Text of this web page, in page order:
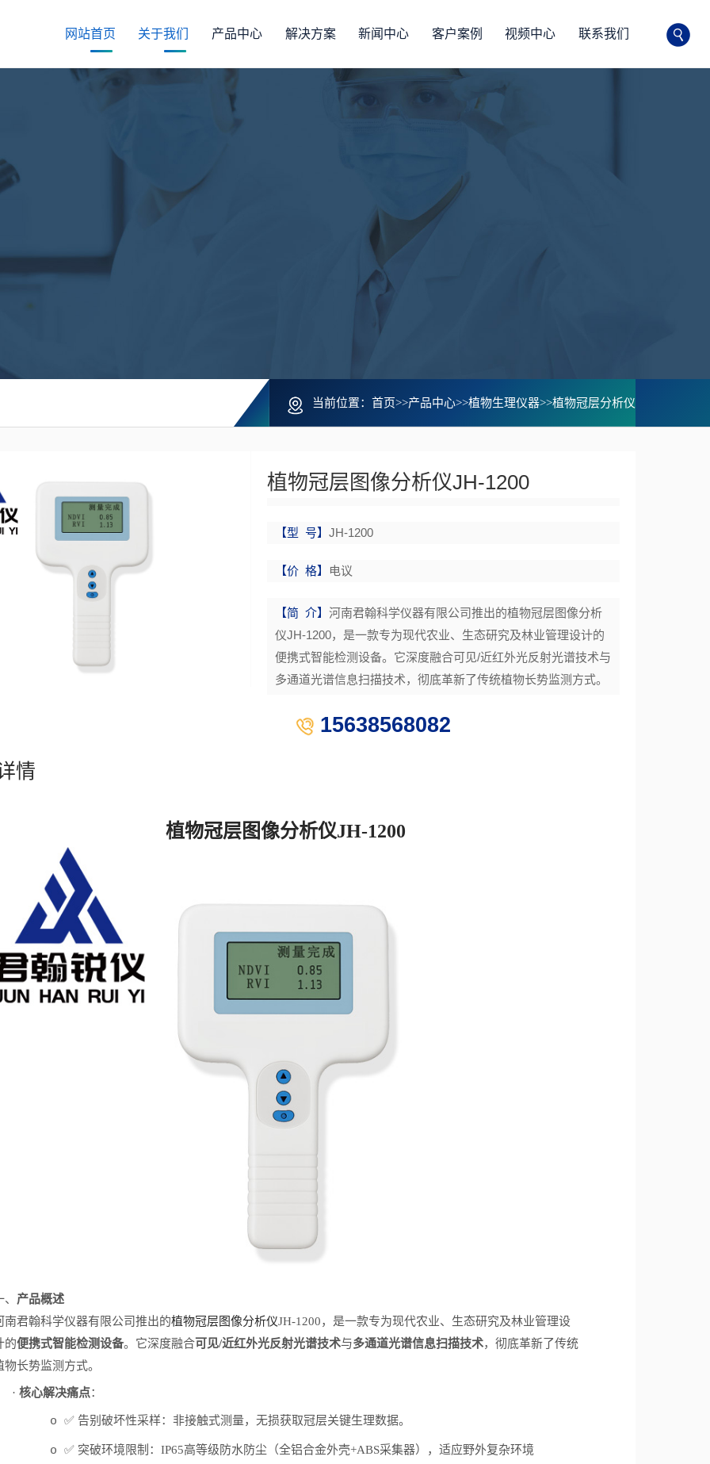
网站首页 关于我们 产品中心 解决方案 新闻中心 客户案例 视频中心 联系我们
当前位置： 首页>>产品中心>>植物生理仪器>>植物冠层分析仪
植物冠层图像分析仪JH-1200
【型 号】 JH-1200
【价 格】 电议
【简 介】 河南君翰科学仪器有限公司推出的植物冠层图像分析
仪JH-1200，是一款专为现代农业、生态研究及林业管理设计的
便携式智能检测设备。它深度融合可见/近红外光反射光谱技术与
多通道光谱信息扫描技术，彻底革新了传统植物长势监测方式。
15638568082
情
植物冠层图像分析仪JH-1200
产品概述
南君翰科学仪器有限公司推出的植物冠层图像分析仪JH-1200，是一款专为现代农业、生态研究及林业管理设
的便携式智能检测设备。它深度融合可见/近红外光反射光谱技术与多通道光谱信息扫描技术，彻底革新了传统
物长势监测方式。
· 核心解决痛点：
o ✅ 告别破坏性采样：非接触式测量，无损获取冠层关键生理数据。
o ✅ 突破环境限制： IP65高等级防水防尘（全铝合金外壳+ABS采集器），适应野外复杂环境